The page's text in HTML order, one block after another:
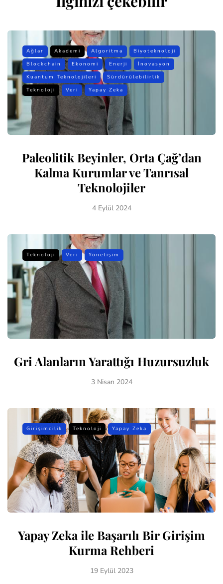
Ağlar Akademi Algoritma
Biyoteknoloji
Blockchain
Ekonomi Enerji
İnovasyon
Kuantum Teknolojileri
Sürdürülebilirlik
Teknoloji
Veri Yapay Zeka
Paleolitik Beyinler, Orta Çağ’dan
Kalma Kurumlar ve Tanrısal
Teknolojiler
4 Eylül 2024
Teknoloji Veri Yönetişim
Gri Alanların Yarattığı Huzursuzluk
3 Nisan 2024
Girişimcilik Teknoloji Yapay Zeka
Yapay Zeka ile Başarılı Bir Girişim
Kurma Rehberi
19 Eylül 2023